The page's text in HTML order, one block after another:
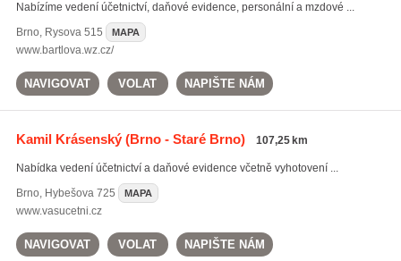
Nabízíme vedení účetnictví, daňové evidence, personální a mzdové ...
Brno, Rysova 515 MAPA
www.bartlova.wz.cz/
NAVIGOVAT VOLAT NAPIŠTE NÁM
Kamil Krásenský(Brno - Staré Brno) 107,25 km
Nabídka vedení účetnictví a daňové evidence včetně vyhotovení ...
Brno, Hybešova 725 MAPA
www.vasucetni.cz
NAVIGOVAT VOLAT NAPIŠTE NÁM